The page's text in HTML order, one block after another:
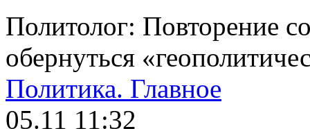
Политолог: Повторение
обернуться
Политика. Главное
05.11 11:32